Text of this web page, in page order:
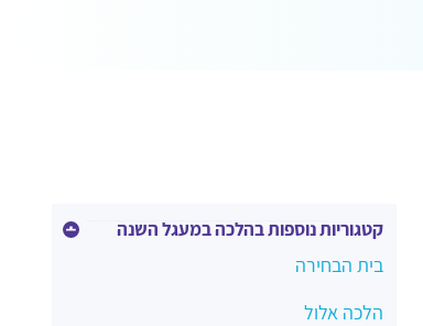
קטגוריות נוספות בהלכה במעגל השנה
בית הבחירה
הלכה אלול